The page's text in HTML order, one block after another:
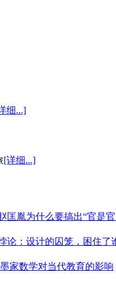
细...]
[详细...]
匡胤为什么要搞出“官是
论：设计的囚笼，困住了
墨家数学对当代教育的影响